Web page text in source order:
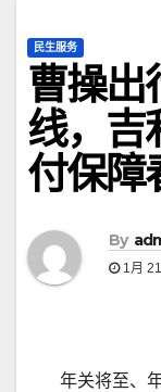
民生服务
曹操出
线，吉
付保障
By
1月
年关将至、